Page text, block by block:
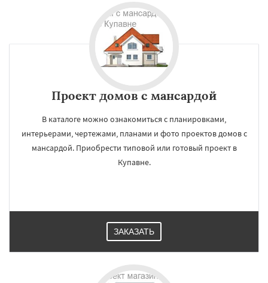
Проект домов с мансардой
В каталоге можно ознакомиться с планировками,
интерьерами, чертежами, планами и фото проектов домов с
мансардой. Приобрести типовой или готовый проект в
Купавне.
ЗАКАЗАТЬ